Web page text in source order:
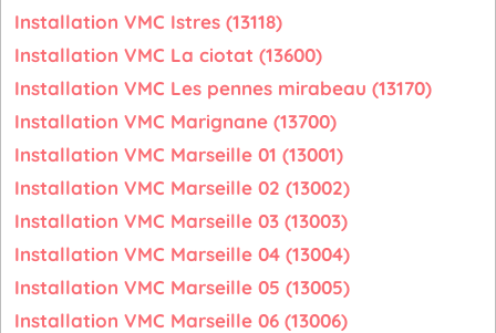
Installation VMC Istres (13118)
Installation VMC La ciotat (13600)
Installation VMC Les pennes mirabeau (13170)
Installation VMC Marignane (13700)
Installation VMC Marseille 01 (13001)
Installation VMC Marseille 02 (13002)
Installation VMC Marseille 03 (13003)
Installation VMC Marseille 04 (13004)
Installation VMC Marseille 05 (13005)
Installation VMC Marseille 06 (13006)